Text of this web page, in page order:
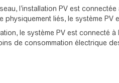
l’installation PV est
physiquement liés, le système
le système PV est connecté
de consommation électrique